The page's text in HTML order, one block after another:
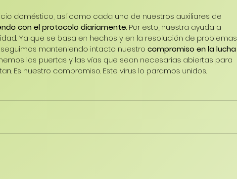
doméstico, así como cada uno de nuestros auxiliares de
con el protocolo diariamente. Por esto, nuestra ayuda a
Ya que se basa en hechos y en la resolución de problemas
manteniendo intacto nuestro compromiso en la lucha
las puertas y las vías que sean necesarias abiertas para
Es nuestro compromiso. Este virus lo paramos unidos.